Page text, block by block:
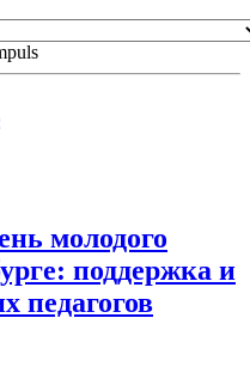
молодого
поддержка и
педагогов